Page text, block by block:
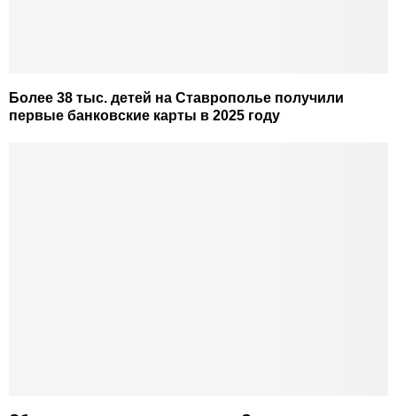
Более 38 тыс. детей на Ставрополье получили
первые банковские карты в 2025 году